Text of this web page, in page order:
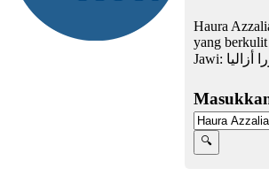
Haura
yang
Jawi: أزاليا